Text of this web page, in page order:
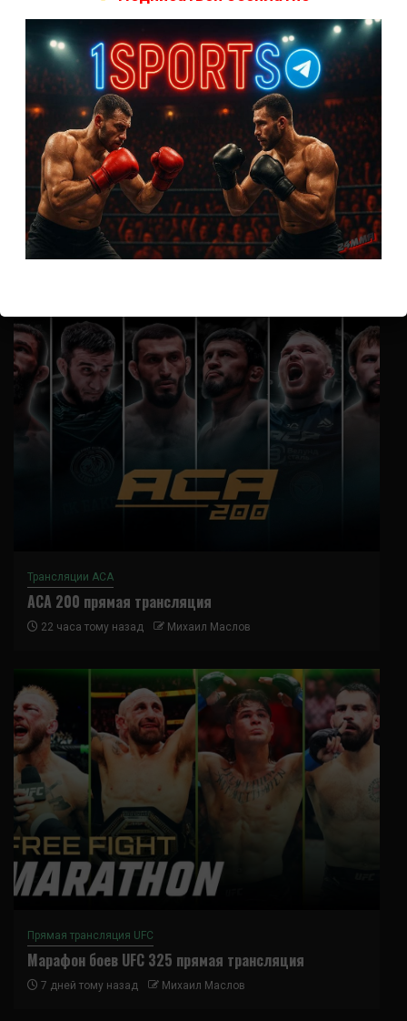
А как смотреть с ноутбука?
Анонимно кРасписание боев UFC
Кусок говна ты, существом даже нельзя ,такое как ты назвать!
АнонимнокКонор МакГрегор
УЧ
АнонимнокРэнди Браун — Николас Далби
не запускается ни один бой, реклама есть, а когда
заканчивается начинается загрузка видео длиною в жизнь.
Исправьте пожалуйста
Трансляции ACA
ACA 200 прямая трансляция
22 часа тому назад Михаил Маслов
Прямая трансляция UFC
Марафон боев UFC 325 прямая трансляция
7 дней тому назад Михаил Маслов